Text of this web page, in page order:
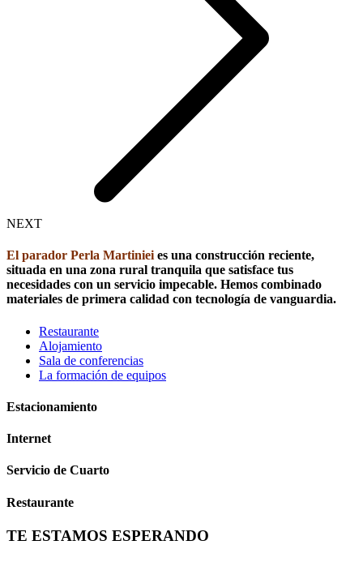
NEXT
El parador Perla Martiniei es una construcción reciente,
situada en una zona rural tranquila que satisface tus
necesidades con un servicio impecable. Hemos combinado
materiales de primera calidad con tecnología de vanguardia.
Restaurante
Alojamiento
Sala de conferencias
La formación de equipos
Estacionamiento
Internet
Servicio de Cuarto
Restaurante
TE ESTAMOS ESPERANDO